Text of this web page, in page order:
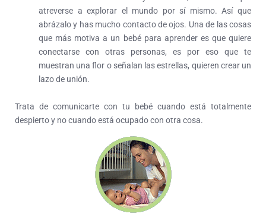
atreverse a explorar el mundo por sí mismo. Así que
abrázalo y has mucho contacto de ojos. Una de las cosas
que más motiva a un bebé para aprender es que quiere
conectarse con otras personas, es por eso que te
muestran una flor o señalan las estrellas, quieren crear un
lazo de unión.
Trata de comunicarte con tu bebé cuando está totalmente
despierto y no cuando está ocupado con otra cosa.